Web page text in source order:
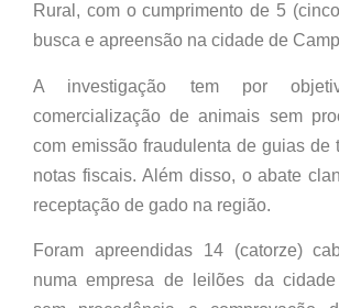
Rural, com o cumprimento de 5
busca e apreensão na cidade de
A investigação tem por
comercialização de animais sem
com emissão fraudulenta de guias de
notas fiscais. Além disso, o abate
receptação de gado na região.
Foram apreendidas 14 (catorze)
numa empresa de leilões da